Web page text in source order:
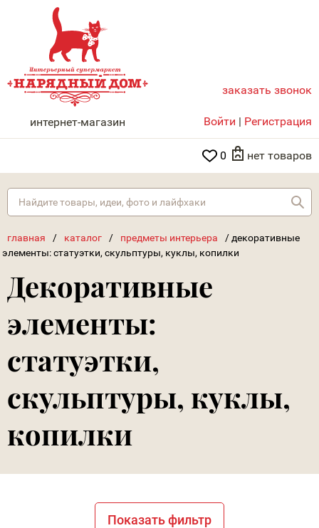
НАРЯДНЫЙ ДОМ
интернет-магазин
заказать звонок
Войти | Регистрация
0 нет товаров
главная / каталог / предметы интерьера / декоративные
элементы: статуэтки, скульптуры, куклы, копилки
Декоративные
элементы:
статуэтки,
скульптуры, куклы,
копилки
Показать фильтр